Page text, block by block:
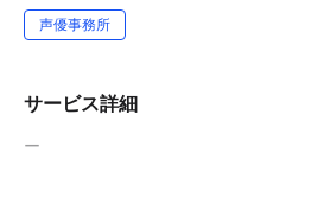
声優事務所
サービス詳細
ー